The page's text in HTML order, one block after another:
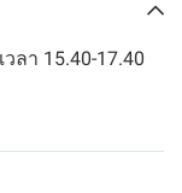
ลา 15.40-17.40